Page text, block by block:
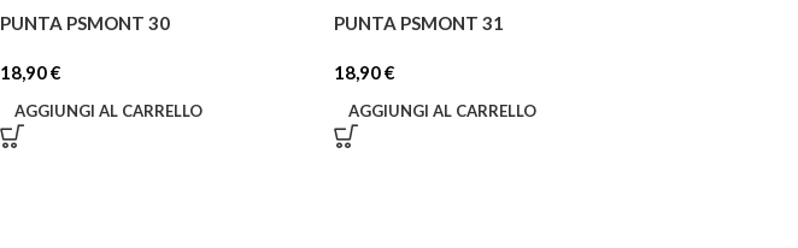
PUNTA PSMONT 30
18,90€
AGGIUNGI AL CARRELLO
PUNTA PSMONT 31
18,90€
AGGIUNGI AL CARRELLO